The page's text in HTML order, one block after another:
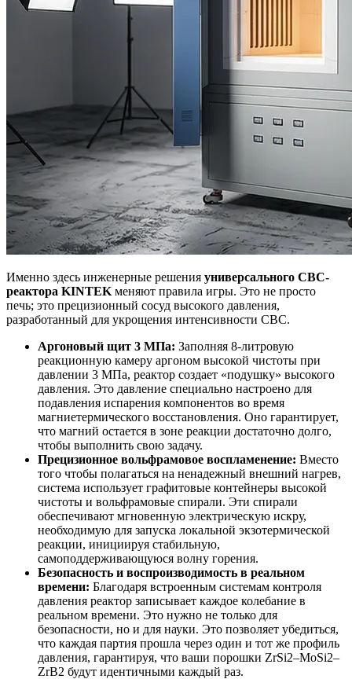
Именно здесь инженерные решения универсального СВС-
реактора KINTEK меняют правила игры. Это не просто
печь; это прецизионный сосуд высокого давления,
разработанный для укрощения интенсивности СВС.
Аргоновый щит 3 МПа: Заполняя 8-литровую
реакционную камеру аргоном высокой чистоты при
давлении 3 МПа, реактор создает «подушку» высокого
давления. Это давление специально настроено для
подавления испарения компонентов во время
магниетермического восстановления. Оно гарантирует,
что магний остается в зоне реакции достаточно долго,
чтобы выполнить свою задачу.
Прецизионное вольфрамовое воспламенение: Вместо
того чтобы полагаться на ненадежный внешний нагрев,
система использует графитовые контейнеры высокой
чистоты и вольфрамовые спирали. Эти спирали
обеспечивают мгновенную электрическую искру,
необходимую для запуска локальной экзотермической
реакции, инициируя стабильную,
самоподдерживающуюся волну горения.
Безопасность и воспроизводимость в реальном
времени: Благодаря встроенным системам контроля
давления реактор записывает каждое колебание в
реальном времени. Это нужно не только для
безопасности, но и для науки. Это позволяет убедиться,
что каждая партия прошла через один и тот же профиль
давления, гарантируя, что ваши порошки ZrSi2–MoSi2–
ZrB2 будут идентичными каждый раз.